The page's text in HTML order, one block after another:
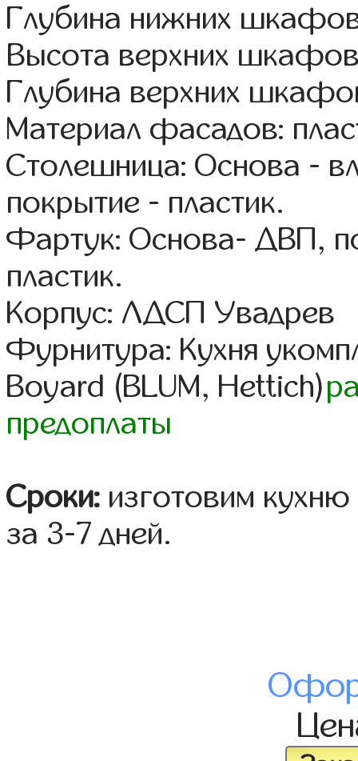
Глубина нижних
Высота верхних
Глубина верхних
Материал фасадов:
Столешница: Основа -
покрытие - пластик.
Фартук: Основа- ДВП,
пластик.
Корпус: ЛДСП Увадрев
Фурнитура: Кухня
Boyard (BLUM, Hettich)
предоплаты
Сроки: изготовим
за 3-7 дней.